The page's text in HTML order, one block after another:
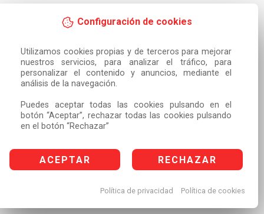
Configuración de cookies
Utilizamos cookies propias y de terceros para mejorar
nuestros servicios, para analizar el tráfico, para
personalizar el contenido y anuncios, mediante el
análisis de la navegación.
Puedes aceptar todas las cookies pulsando en el
botón “Aceptar”, rechazar todas las cookies pulsando
en el botón “Rechazar”
ACEPTAR RECHAZAR
Política de privacidad Política de cookies